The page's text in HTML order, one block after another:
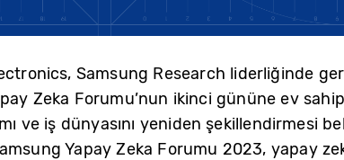
Samsung Research liderliğinde
Zeka Forumu’nun ikinci gününe ev
ve iş dünyasını yeniden şekillendirmesi
Yapay Zeka Forumu 2023, yapay